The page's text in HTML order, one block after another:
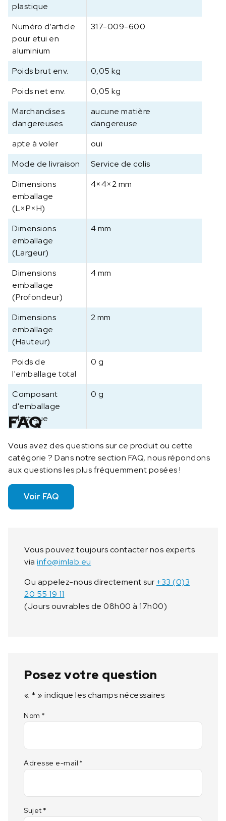
0
2
,
C
l
a
s
s
M
1
,
2
m
g
plastique
Numéro d‘article
pour etui en
aluminium
317-009-600
Poids brut env.
0,05 kg
Poids net env.
0,05 kg
Marchandises
dangereuses
aucune matière
dangereuse
apte à voler
oui
Mode de livraison
Service de colis
Dimensions
emballage
(L×P×H)
4×4×2 mm
Dimensions
emballage
(Largeur)
4 mm
Dimensions
emballage
(Profondeur)
4 mm
Dimensions
emballage
(Hauteur)
2 mm
Poids de
l'emballage total
0 g
Composant
d'emballage
plastique
0 g
FAQ
Vous avez des questions sur ce produit ou cette
catégorie ? Dans notre section FAQ, nous répondons
aux questions les plus fréquemment posées !
Voir FAQ
Vous pouvez toujours contacter nos experts
via info@imlab.eu
Ou appelez-nous directement sur +33 (0)3
20 55 19 11
(Jours ouvrables de 08h00 à 17h00)
Posez votre question
« * » indique les champs nécessaires
Nom *
Adresse e-mail *
Sujet *